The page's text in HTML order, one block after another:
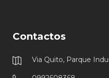
Contactos
Via Quito, Parque